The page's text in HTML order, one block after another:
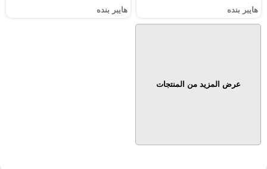
هايبر بنده هايبر بنده
عرض المزيد من المنتجات